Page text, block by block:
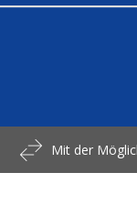
Mit der